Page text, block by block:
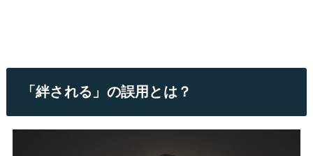
「絆される」の誤用とは？